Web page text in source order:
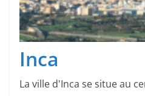
Inca
La ville d'Inca se situe au